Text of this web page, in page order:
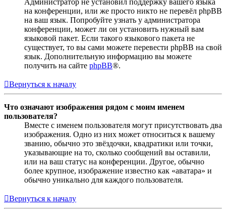
Администратор не установил поддержку вашего языка
на конференции, или же просто никто не перевёл phpBB
на ваш язык. Попробуйте узнать у администратора
конференции, может ли он установить нужный вам
языковой пакет. Если такого языкового пакета не
существует, то вы сами можете перевести phpBB на свой
язык. Дополнительную информацию вы можете
получить на сайте phpBB®.
Вернуться к началу
Что означают изображения рядом с моим именем
пользователя?
Вместе с именем пользователя могут присутствовать два
изображения. Одно из них может относиться к вашему
званию, обычно это звёздочки, квадратики или точки,
указывающие на то, сколько сообщений вы оставили,
или на ваш статус на конференции. Другое, обычно
более крупное, изображение известно как «аватара» и
обычно уникально для каждого пользователя.
Вернуться к началу